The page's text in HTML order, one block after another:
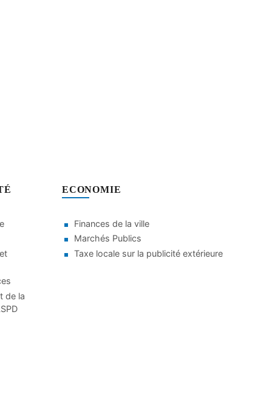
de la
ECONOMIE
Finances de la ville
Marchés Publics
Taxe locale sur la publicité extérieure